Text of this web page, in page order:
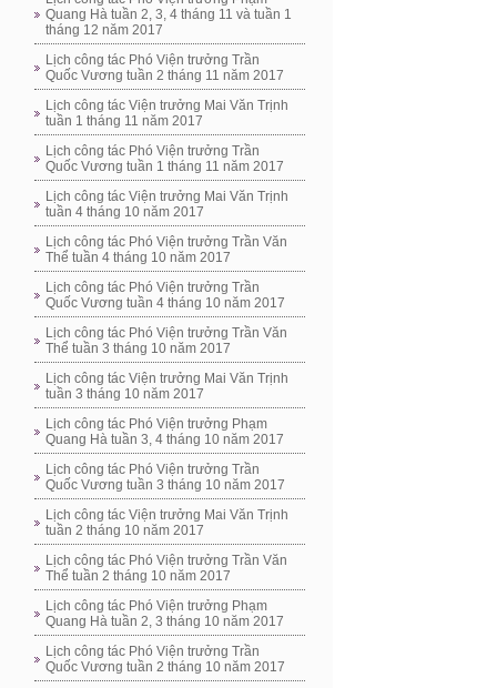
Quang Hà tuần 2, 3, 4 tháng 11 và tuần 1
tháng 12 năm 2017
Lịch công tác Phó Viện trưởng Trần
Quốc Vương tuần 2 tháng 11 năm 2017
Lịch công tác Viện trưởng Mai Văn Trịnh
tuần 1 tháng 11 năm 2017
Lịch công tác Phó Viện trưởng Trần
Quốc Vương tuần 1 tháng 11 năm 2017
Lịch công tác Viện trưởng Mai Văn Trịnh
tuần 4 tháng 10 năm 2017
Lịch công tác Phó Viện trưởng Trần Văn
Thể tuần 4 tháng 10 năm 2017
Lịch công tác Phó Viện trưởng Trần
Quốc Vương tuần 4 tháng 10 năm 2017
Lịch công tác Phó Viện trưởng Trần Văn
Thể tuần 3 tháng 10 năm 2017
Lịch công tác Viện trưởng Mai Văn Trịnh
tuần 3 tháng 10 năm 2017
Lịch công tác Phó Viện trưởng Phạm
Quang Hà tuần 3, 4 tháng 10 năm 2017
Lịch công tác Phó Viện trưởng Trần
Quốc Vương tuần 3 tháng 10 năm 2017
Lịch công tác Viện trưởng Mai Văn Trịnh
tuần 2 tháng 10 năm 2017
Lịch công tác Phó Viện trưởng Trần Văn
Thể tuần 2 tháng 10 năm 2017
Lịch công tác Phó Viện trưởng Phạm
Quang Hà tuần 2, 3 tháng 10 năm 2017
Lịch công tác Phó Viện trưởng Trần
Quốc Vương tuần 2 tháng 10 năm 2017